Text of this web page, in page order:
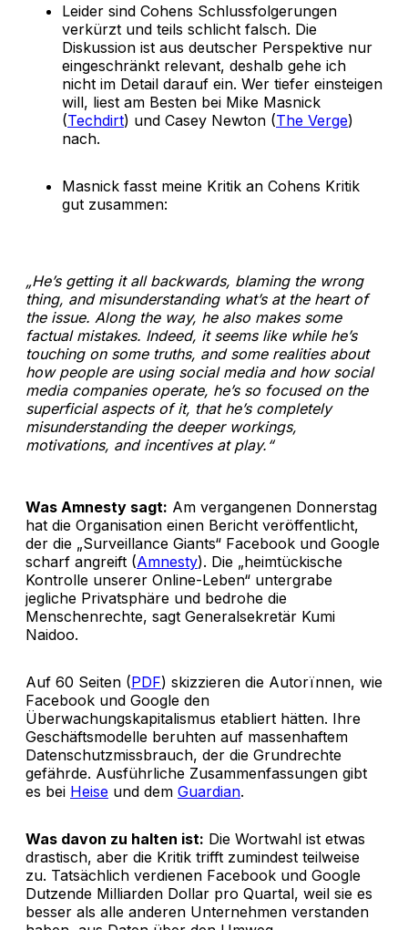
Leider sind Cohens Schlussfolgerungen
verkürzt und teils schlicht falsch. Die
Diskussion ist aus deutscher Perspektive nur
eingeschränkt relevant, deshalb gehe ich
nicht im Detail darauf ein. Wer tiefer einsteigen
will, liest am Besten bei Mike Masnick
(Techdirt) und Casey Newton (The Verge)
nach.
Masnick fasst meine Kritik an Cohens Kritik
gut zusammen:
„He’s getting it all backwards, blaming the wrong
thing, and misunderstanding what’s at the heart of
the issue. Along the way, he also makes some
factual mistakes. Indeed, it seems like while he’s
touching on some truths, and some realities about
how people are using social media and how social
media companies operate, he’s so focused on the
superficial aspects of it, that he’s completely
misunderstanding the deeper workings,
motivations, and incentives at play.“
Was Amnesty sagt: Am vergangenen Donnerstag
hat die Organisation einen Bericht veröffentlicht,
der die „Surveillance Giants“ Facebook und Google
scharf angreift (Amnesty). Die „heimtückische
Kontrolle unserer Online-Leben“ untergrabe
jegliche Privatsphäre und bedrohe die
Menschenrechte, sagt Generalsekretär Kumi
Naidoo.
Auf 60 Seiten (PDF) skizzieren die Autorïnnen, wie
Facebook und Google den
Überwachungskapitalismus etabliert hätten. Ihre
Geschäftsmodelle beruhten auf massenhaftem
Datenschutzmissbrauch, der die Grundrechte
gefährde. Ausführliche Zusammenfassungen gibt
es bei Heise und dem Guardian.
Was davon zu halten ist: Die Wortwahl ist etwas
drastisch, aber die Kritik trifft zumindest teilweise
zu. Tatsächlich verdienen Facebook und Google
Dutzende Milliarden Dollar pro Quartal, weil sie es
besser als alle anderen Unternehmen verstanden